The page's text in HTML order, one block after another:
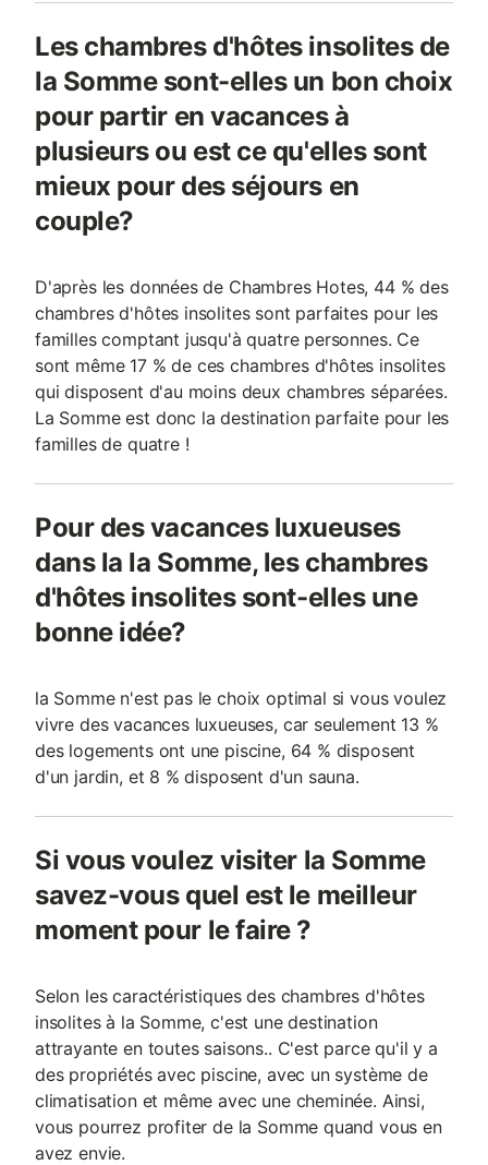
Les chambres d'hôtes insolites de
la Somme sont-elles un bon choix
pour partir en vacances à
plusieurs ou est ce qu'elles sont
mieux pour des séjours en
couple?
D'après les données de Chambres Hotes, 44 % des
chambres d'hôtes insolites sont parfaites pour les
familles comptant jusqu'à quatre personnes. Ce
sont même 17 % de ces chambres d'hôtes insolites
qui disposent d'au moins deux chambres séparées.
La Somme est donc la destination parfaite pour les
familles de quatre !
Pour des vacances luxueuses
dans la la Somme, les chambres
d'hôtes insolites sont-elles une
bonne idée?
la Somme n'est pas le choix optimal si vous voulez
vivre des vacances luxueuses, car seulement 13 %
des logements ont une piscine, 64 % disposent
d'un jardin, et 8 % disposent d'un sauna.
Si vous voulez visiter la Somme
savez-vous quel est le meilleur
moment pour le faire ?
Selon les caractéristiques des chambres d'hôtes
insolites à la Somme, c'est une destination
attrayante en toutes saisons.. C'est parce qu'il y a
des propriétés avec piscine, avec un système de
climatisation et même avec une cheminée. Ainsi,
vous pourrez profiter de la Somme quand vous en
avez envie.